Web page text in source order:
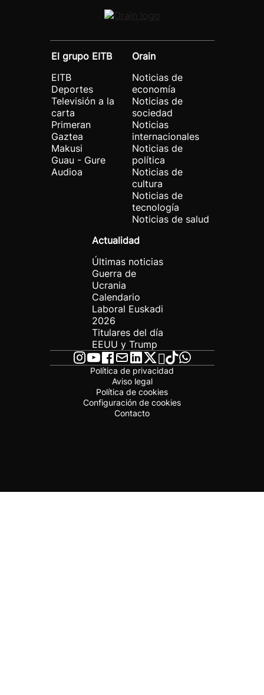
El grupo EITB
EITB
Deportes
Televisión a la
carta
Primeran
Gaztea
Makusi
Guau - Gure
Audioa
Orain
Noticias de
economía
Noticias de
sociedad
Noticias
internacionales
Noticias de
política
Noticias de
cultura
Noticias de
tecnología
Noticias de salud
Actualidad
Últimas noticias
Guerra de
Ucrania
Calendario
Laboral Euskadi
2026
Titulares del día
EEUU y Trump
Política de privacidad
Aviso legal
Política de cookies
Configuración de cookies
Contacto